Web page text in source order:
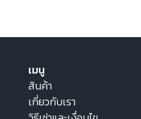
เมนู
สินค้า
เกี่ยวกับเรา